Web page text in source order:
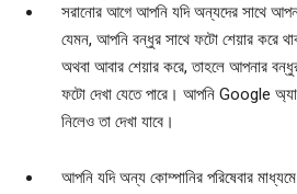
সরানোর আগে আপনি যদি অন্যদের সাথে
যেমন, আপনি বন্ধুর সাথে ফটো শেয়ার করে
অথবা আবার শেয়ার করে, তাহলে আপনার
ফটো দেখা যেতে পারে। আপনি Google
নিলেও তা দেখা যাবে।
আপনি যদি অন্য কোম্পানির পরিষেবার